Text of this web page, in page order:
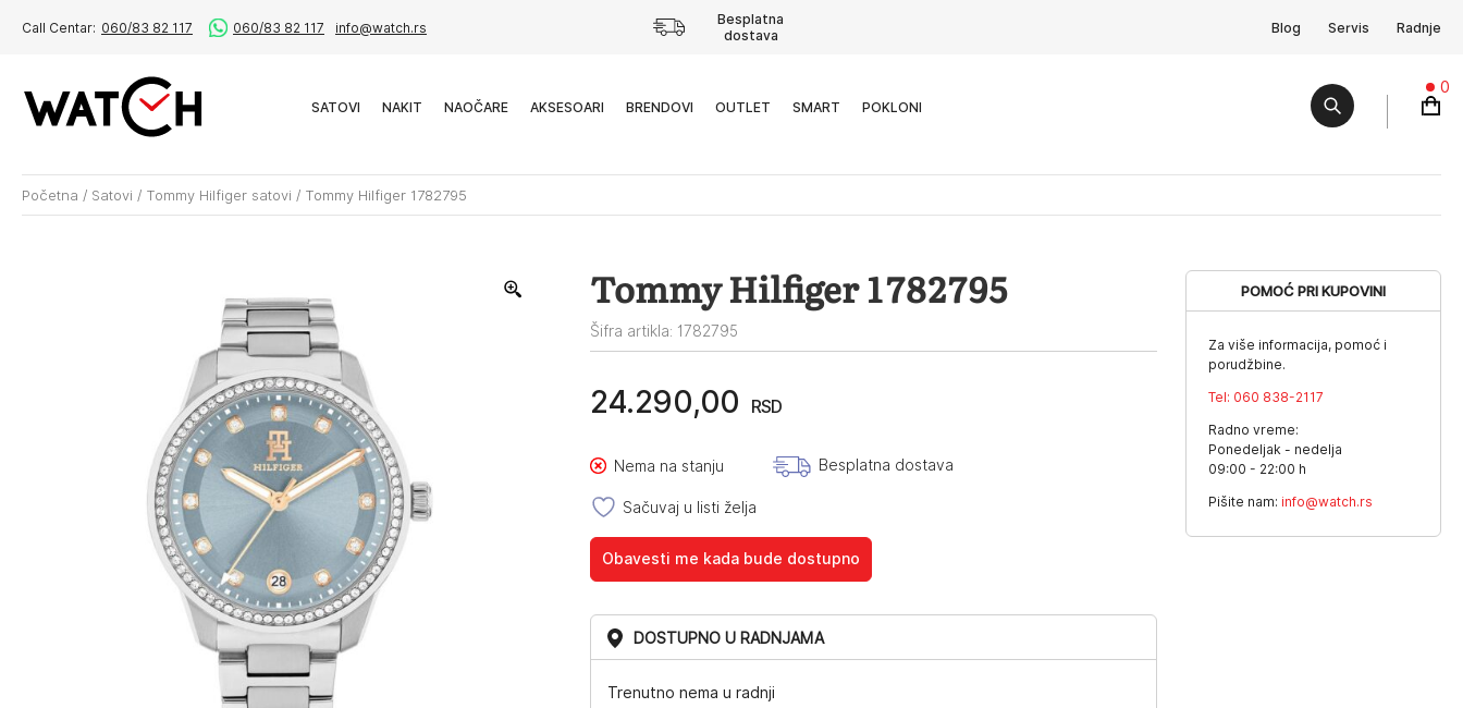
Call Centar: 060/83 82 117 060/83 82 117 info@watch.rs
Besplatna
dostava
Blog Servis Radnje
SATOVI NAKIT NAOČARE AKSESOARI BRENDOVI OUTLET SMART POKLONI
0
Početna / Satovi / Tommy Hilfiger satovi / Tommy Hilfiger 1782795
Tommy Hilfiger 1782795
Šifra artikla: 1782795
24.290,00 RSD
Nema na stanju Besplatna dostava
Sačuvaj u listi želja
Obavesti me kada bude dostupno
DOSTUPNO U RADNJAMA
Trenutno nema u radnji
POMOĆ PRI KUPOVINI
Za više informacija, pomoć i
porudžbine.
Tel: 060 838-2117
Radno vreme:
Ponedeljak - nedelja
09:00 - 22:00 h
Pišite nam: info@watch.rs